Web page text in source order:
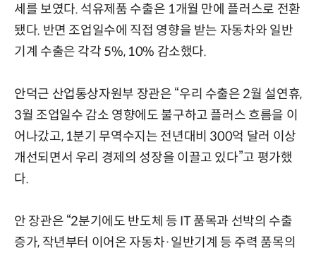
세를 보였다. 석유제품 수출은 1개월 만에 플러스로 전환
됐다. 반면 조업일수에 직접 영향을 받는 자동차와 일반
기계 수출은 각각 5%, 10% 감소했다.
안덕근 산업통상자원부 장관은 “우리 수출은 2월 설연휴,
3월 조업일수 감소 영향에도 불구하고 플러스 흐름을 이
어나갔고, 1분기 무역수지는 전년대비 300억 달러 이상
개선되면서 우리 경제의 성장을 이끌고 있다”고 평가했
다.
안 장관은 “2분기에도 반도체 등 IT 품목과 선박의 수출
증가, 작년부터 이어온 자동차·일반기계 등 주력 품목의